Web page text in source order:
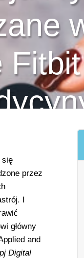
się
przez
I
główny
and
Digital